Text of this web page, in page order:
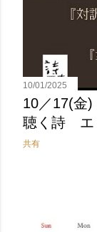
10/01/2025
10／17(
聴く詩 エ
共有